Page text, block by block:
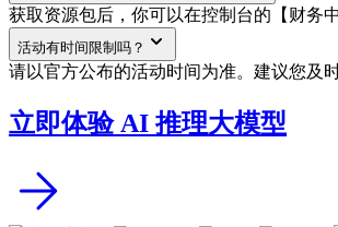
获取资源包后，你可以在控制台的【财务
活动有时间限制吗？
请以官方公布的活动时间为准。建议您及
立即体验 AI 推理大模型